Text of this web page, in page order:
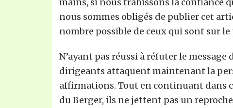
nous sommes obligés de publier cet
nombre possible de ceux qui sont sur
N’ayant pas réussi à réfuter le
dirigeants attaquent maintenant la
affirmations. Tout en continuant dans
du Berger, ils ne jettent pas un